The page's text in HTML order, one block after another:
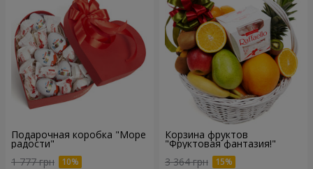
Подарочная коробка "Море
радости"
1 777 грн
Корзина фруктов
"Фруктовая фантазия!"
3 364 грн